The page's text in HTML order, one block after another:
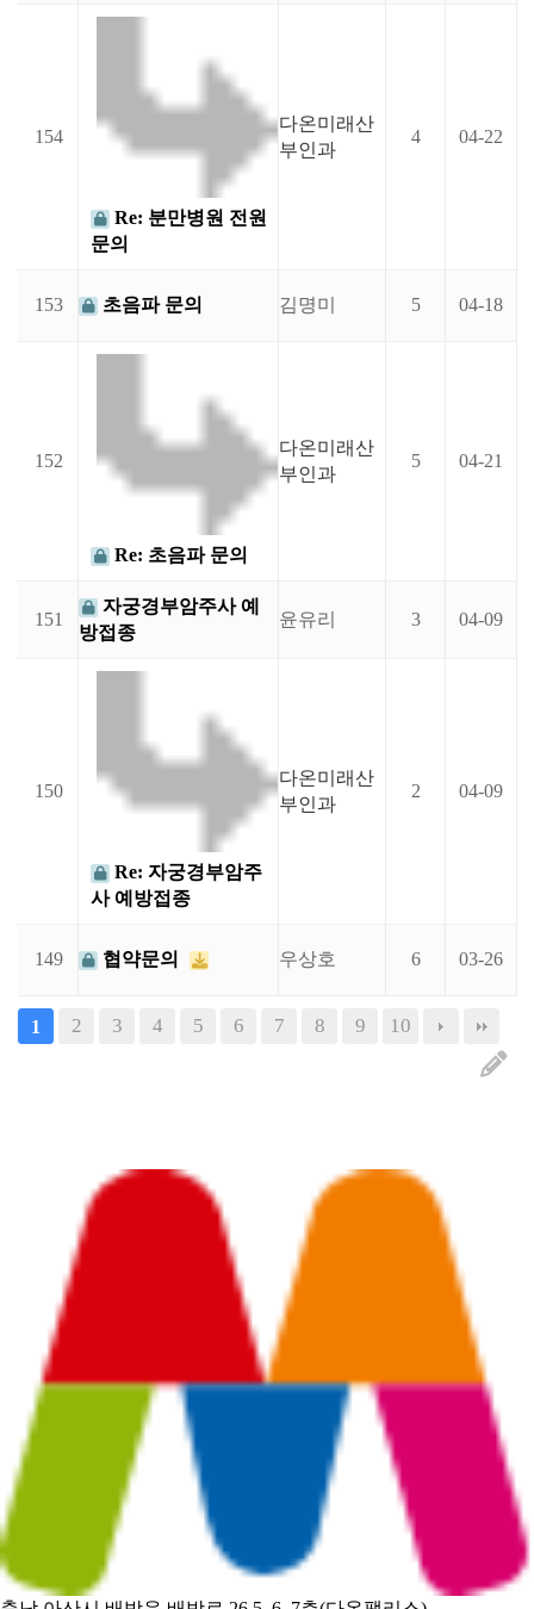
154
Re: 분만병원 전원
문의
다온미래산
부인과
4 04-22
153 초음파 문의 김명미 5 04-18
152
Re: 초음파 문의
다온미래산
부인과
5 04-21
151
자궁경부암주사 예
방접종
윤유리 3 04-09
150
Re: 자궁경부암주
사 예방접종
다온미래산
부인과
2 04-09
149 협약문의 우상호 6 03-26
1 2 3 4 5 6 7 8 9 10